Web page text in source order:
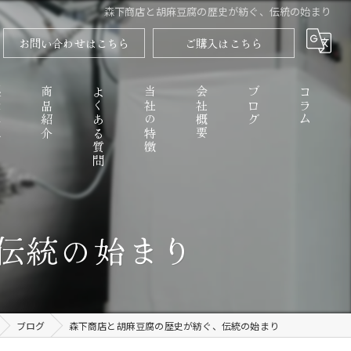
森下商店と胡麻豆腐の歴史が紡ぐ、伝統の始まり
お問い合わせはこちら ご購入はこちら
商品紹介 よくある質問 当社の特徴
精進料理
お取り寄せ
会社概要 ブログ コラム
統の始まり
ブログ 森下商店と胡麻豆腐の歴史が紡ぐ、伝統の始まり